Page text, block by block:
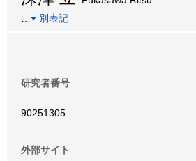
別表記
研究者番号
90251305
外部サイト